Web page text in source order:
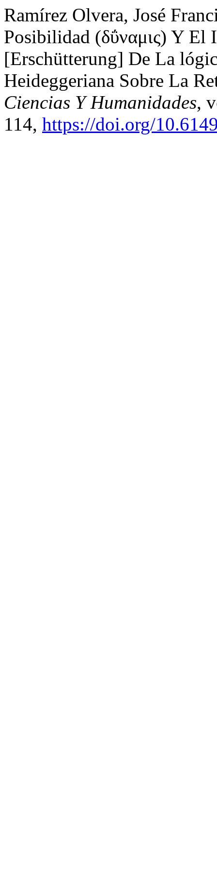
Ramírez Olvera, José
Posibilidad (δΰναμις) Y
[Erschütterung] De La
Heideggeriana Sobre La
Ciencias Y Humanidades,
114, https://doi.org/